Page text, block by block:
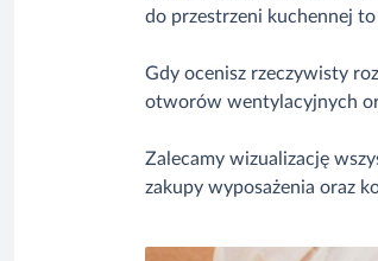
do przestrzeni kuchennej
Gdy ocenisz rzeczywisty
otworów wentylacyjnych
Zalecamy wizualizację
zakupy wyposażenia oraz